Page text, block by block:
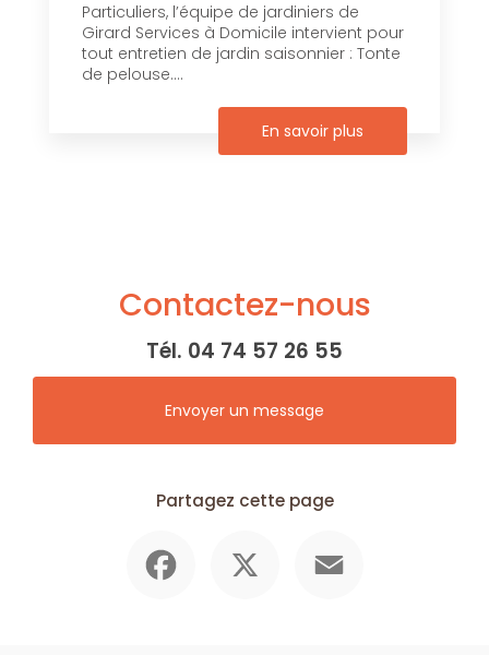
Particuliers, l’équipe de jardiniers de
Girard Services à Domicile intervient pour
tout entretien de jardin saisonnier : Tonte
de pelouse....
En savoir plus
Contactez-nous
Tél. 04 74 57 26 55
Envoyer un message
Partagez cette page